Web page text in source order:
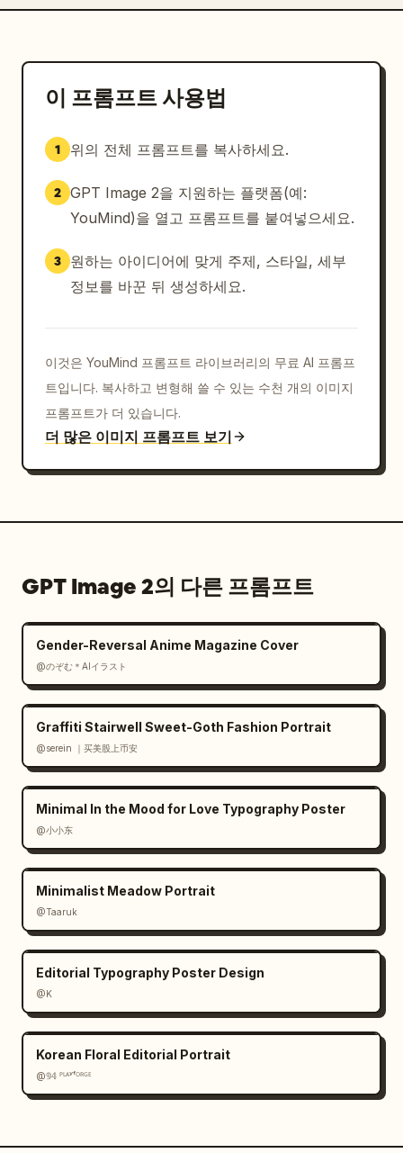
유니폼 원단과 축구화의 광택 하이라이트
질감 및 마감
디테일한 축구 저지 직조감
프리미엄 인쇄 포스터 마감
가벼운 빈티지 질감 오버레이
사실적인 반사와 깊이감
최소화된 방해 요소
현대적인 전시회 스타일의 스튜디오 환경
우아하고 깔끔함
초현실적인 스포츠 사진
선명한 초점
아트워크 내 선수 이름 텍스트 없음
숫자
7 가 주요 시각적 식별 요소로 유지됨.
이 프롬프트 사용법
1 위의 전체 프롬프트를 복사하세요.
2 GPT Image 2을 지원하는 플랫폼(예:
YouMind)을 열고 프롬프트를 붙여넣으세요.
3
원하는 아이디어에 맞게 주제, 스타일, 세부
정보를 바꾼 뒤 생성하세요.
이것은 YouMind 프롬프트 라이브러리의 무료 AI 프롬프
트입니다. 복사하고 변형해 쓸 수 있는 수천 개의 이미지
프롬프트가 더 있습니다.
더 많은 이미지 프롬프트 보기
GPT Image 2의 다른 프롬프트
Gender-Reversal Anime Magazine Cover
@のぞむ＊AIイラスト
Graffiti Stairwell Sweet-Goth Fashion Portrait
@serein ｜买美股上币安
Minimal In the Mood for Love Typography Poster
@小小东
Minimalist Meadow Portrait
@Taaruk
Editorial Typography Poster Design
@K
Korean Floral Editorial Portrait
@𝟡𝟜 ᴾᴸᴬʸᶠᴼᴿᴳᴱ